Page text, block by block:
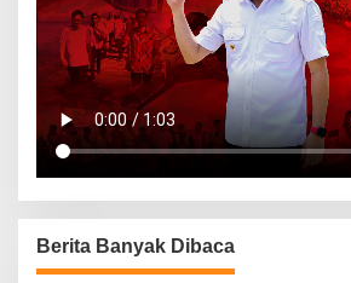
Berita Banyak Dibaca